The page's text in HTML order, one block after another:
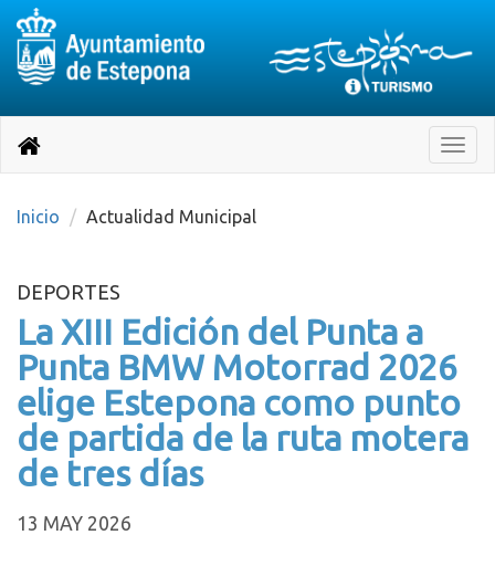
página
Toggle
Destino:
Volver
inicio
Inicio Actualidad Municipal
DEPORTES
La XIII Edición del Punta a
Punta BMW Motorrad 2026
elige Estepona como punto
de partida de la ruta motera
de tres días
13 MAY 2026